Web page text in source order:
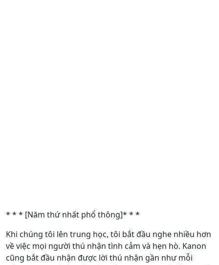
* * * [Năm thứ nhất phổ thông]* * *
Khi chúng tôi lên trung học, tôi bắt đầu nghe nhiều hơn
về việc mọi người thú nhận tình cảm và hẹn hò. Kanon
cũng bắt đầu nhận được lời thú nhận gần như mỗi